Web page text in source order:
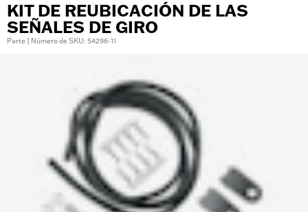
KIT DE REUBICACIÓN DE LAS
SEÑALES DE GIRO
Parte | Número de SKU: 54296-11